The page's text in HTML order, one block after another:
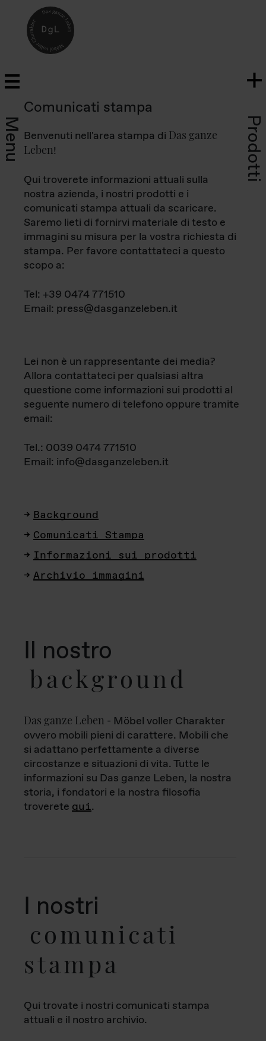
Menu Prodotti
Comunicati stampa
Benvenuti nell'area stampa di Das ganze
Leben!
Qui troverete informazioni attuali sulla
nostra azienda, i nostri prodotti e i
comunicati stampa attuali da scaricare.
Saremo lieti di fornirvi materiale di testo e
immagini su misura per la vostra richiesta di
stampa. Per favore contattateci a questo
scopo a:
Tel: +39 0474 771510
Email: press@dasganzeleben.it
Lei non è un rappresentante dei media?
Allora contattateci per qualsiasi altra
questione come informazioni sui prodotti al
seguente numero di telefono oppure tramite
email:
Tel.: 0039 0474 771510
Email: info@dasganzeleben.it
Background
Comunicati Stampa
Informazioni sui prodotti
Archivio immagini
Il nostro
background
Das ganze Leben - Möbel voller Charakter
ovvero mobili pieni di carattere. Mobili che
si adattano perfettamente a diverse
circostanze e situazioni di vita. Tutte le
informazioni su Das ganze Leben, la nostra
storia, i fondatori e la nostra filosofia
troverete qui.
I nostri
comunicati
stampa
Qui trovate i nostri comunicati stampa
attuali e il nostro archivio.